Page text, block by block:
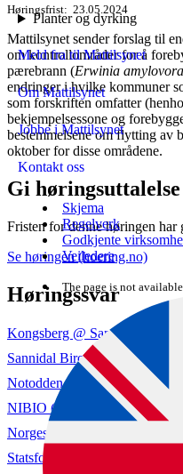
Planter og dyrking
Meld fra til Mattilsynet
Om Mattilsynet
Jobbe i Mattilsynet
Kontakt oss
Skjema
Regelverk
Godkjente
Veiledere
The page is not
Høringsfrist 23.05.2024
Mattilsynet sender forslag til
om kontrollområder for å
pærebrann (Erwinia amylovora
endringer i hvilke kommuner
som forskriften omfatter
bekjempelsessone og
bestemmelsene om flytting av
oktober for disse områdene.
Gi høringsuttalelse
Fristen for denne høringen har
Se høringen (hoering.no)
Høringssvar
Kongsberg @ Sandsvær
Sannidal Birøkterlag
Notodden Birøkterlag
NIBIO (hoering.no)
Norges Birøkterlag (hoering.no)
Statsforvaltaren i Rogaland